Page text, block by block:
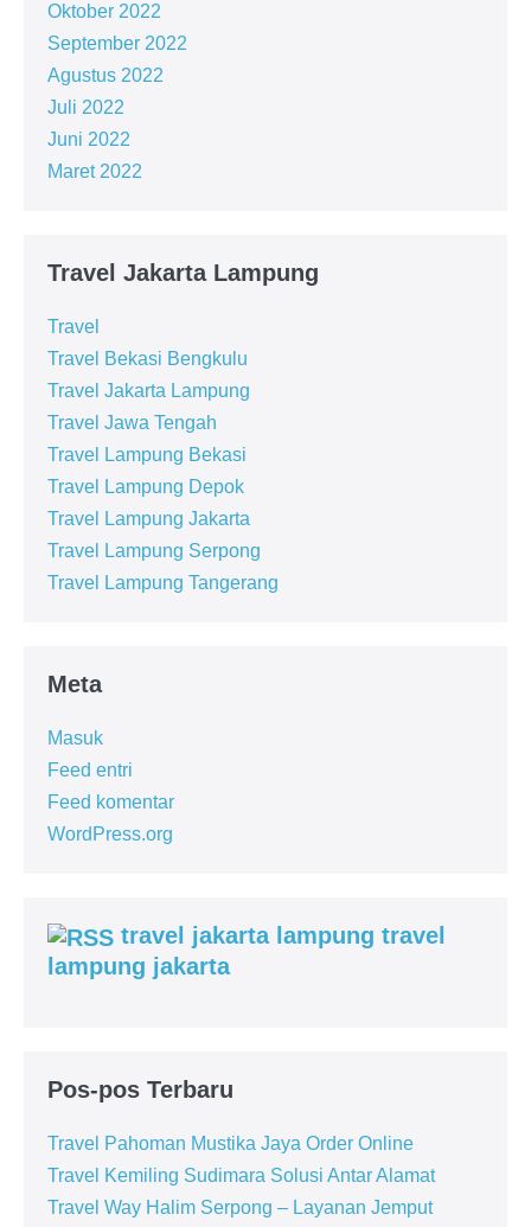
Oktober 2022
September 2022
Agustus 2022
Juli 2022
Juni 2022
Maret 2022
Travel Jakarta Lampung
Travel
Travel Bekasi Bengkulu
Travel Jakarta Lampung
Travel Jawa Tengah
Travel Lampung Bekasi
Travel Lampung Depok
Travel Lampung Jakarta
Travel Lampung Serpong
Travel Lampung Tangerang
Meta
Masuk
Feed entri
Feed komentar
WordPress.org
travel jakarta lampung travel
lampung jakarta
Pos-pos Terbaru
Travel Pahoman Mustika Jaya Order Online
Travel Kemiling Sudimara Solusi Antar Alamat
Travel Way Halim Serpong – Layanan Jemput